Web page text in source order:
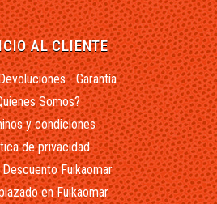
AL CLIENTE
- Garantía
Somos?
y condiciones
de privacidad
Fuikaomar
en Fuikaomar